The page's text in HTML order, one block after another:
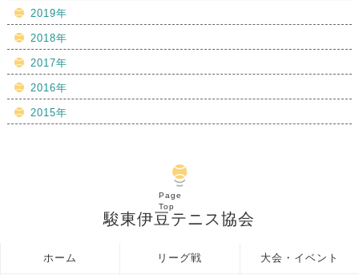
2019年
2018年
2017年
2016年
2015年
駿東伊豆テニス協会
Page
Top
ホーム リーグ戦 大会・イベント